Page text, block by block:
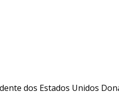
dos Estados Unidos